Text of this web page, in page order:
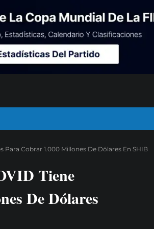
Cobrar 1.000 Millones De Dólares En SHIB
Tiene
De Dólares